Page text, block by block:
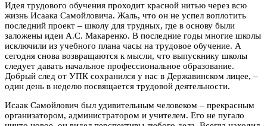
Идея трудового обучения проходит красной нитью через всю
жизнь Исаака Самойловича. Жаль, что он не успел воплотить
последний проект – школу для трудных, где в основу были
заложены идеи А.С. Макаренко. В последние годы многие школы
исключили из учебного плана часы на трудовое обучение. А
сегодня снова возвращаются к мысли, что выпускнику школы
следует давать начальное профессиональное образование.
Добрый след от УПК сохранился у нас в Державинском лицее, –
один день в неделю посвящается трудовой деятельности.
Исаак Самойлович был удивительным человеком – прекрасным
организатором, администратором и учителем. Его не пугало